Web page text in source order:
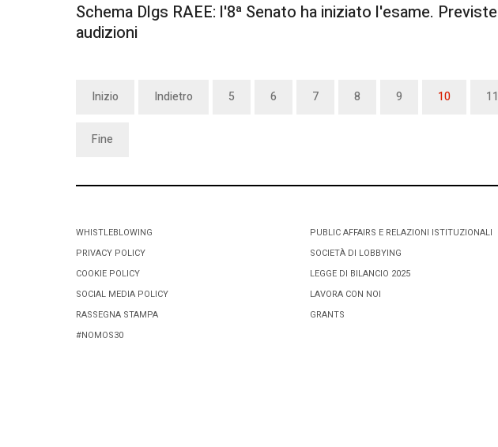
Schema Dlgs RAEE: l'8ª Senato ha iniziato l'esame. Previste
audizioni
Inizio Indietro 5 6 7 8 9 10 11
Fine
WHISTLEBLOWING
PRIVACY POLICY
COOKIE POLICY
SOCIAL MEDIA POLICY
RASSEGNA STAMPA
#NOMOS30
PUBLIC AFFAIRS E RELAZIONI ISTITUZIONALI
SOCIETÀ DI LOBBYING
LEGGE DI BILANCIO 2025
LAVORA CON NOI
GRANTS